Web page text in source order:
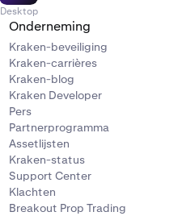
Desktop
Onderneming
Kraken-beveiliging
Kraken-carrières
Kraken-blog
Kraken Developer
Pers
Partnerprogramma
Assetlijsten
Kraken-status
Support Center
Klachten
Breakout Prop Trading